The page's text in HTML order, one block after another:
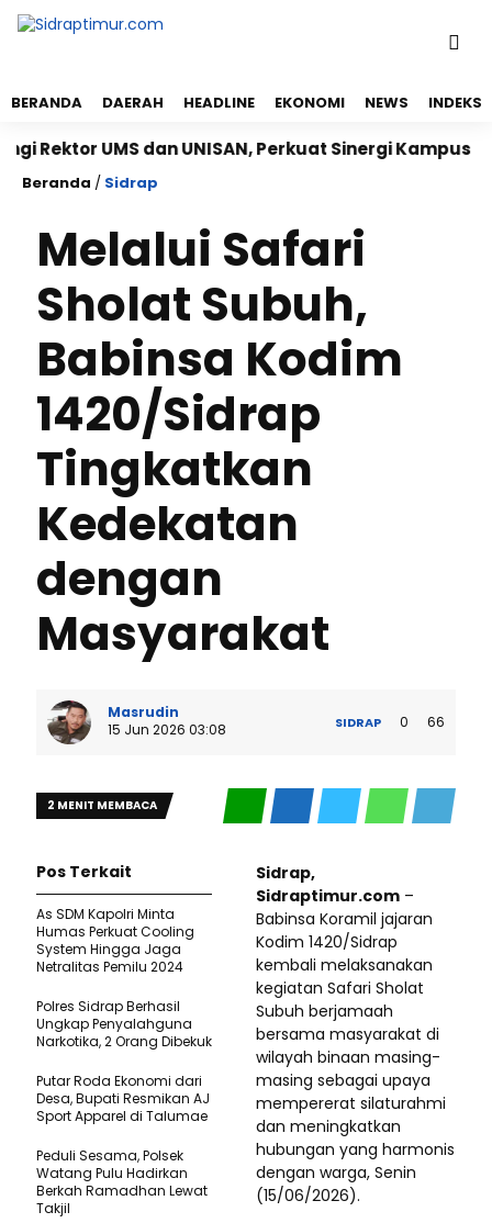
BERANDA DAERAH HEADLINE EKONOMI NEWS INDEKS
UMS dan UNISAN, Perkuat Sinergi Kampus dan
Beranda / Sidrap
Melalui Safari
Sholat Subuh,
Babinsa Kodim
1420/Sidrap
Tingkatkan
Kedekatan
dengan
Masyarakat
Masrudin
15 Jun 2026 03:08
SIDRAP 0 66
2 MENIT MEMBACA
Sidrap,
Sidraptimur.com –
Babinsa Koramil jajaran
Kodim 1420/Sidrap
kembali melaksanakan
kegiatan Safari Sholat
Subuh berjamaah
bersama masyarakat di
wilayah binaan masing-
masing sebagai upaya
mempererat silaturahmi
dan meningkatkan
hubungan yang harmonis
dengan warga, Senin
(15/06/2026).
Pos Terkait
As SDM Kapolri Minta
Humas Perkuat Cooling
System Hingga Jaga
Netralitas Pemilu 2024
Polres Sidrap Berhasil
Ungkap Penyalahguna
Narkotika, 2 Orang Dibekuk
Putar Roda Ekonomi dari
Desa, Bupati Resmikan AJ
Sport Apparel di Talumae
Peduli Sesama, Polsek
Watang Pulu Hadirkan
Berkah Ramadhan Lewat
Takjil